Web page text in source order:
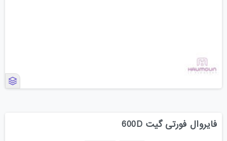
فایروال فورتی گیت 600D